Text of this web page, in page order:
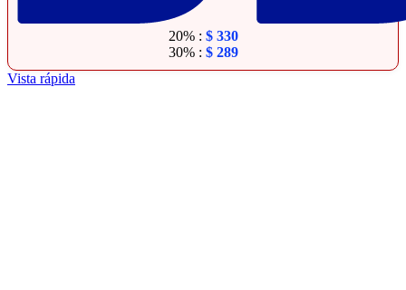
20% : $330
30% : $289
Vista rápida